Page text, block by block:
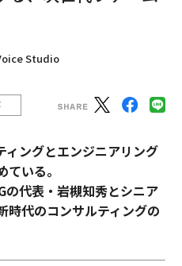
Studio
ィングとエンジニアリング
いる。
の代表・岩槻知秀とシニア
時代のコンサルティングの